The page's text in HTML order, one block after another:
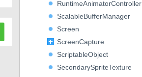
RuntimeAnimatorController
ScalableBufferManager
Screen
ScreenCapture
ScriptableObject
SecondarySpriteTexture